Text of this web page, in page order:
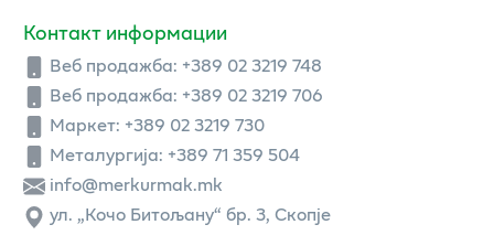
Контакт информации
Веб продажба: +389 02 3219 748
Веб продажба: +389 02 3219 706
Маркет: +389 02 3219 730
Металургија: +389 71 359 504
info@merkurmak.mk
ул. „Кочо Битољану“ бр. 3, Скопје